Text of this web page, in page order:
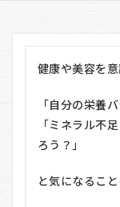
健康や美容を
「自分の栄養
「ミネラル不
ろう？」
と気になるこ